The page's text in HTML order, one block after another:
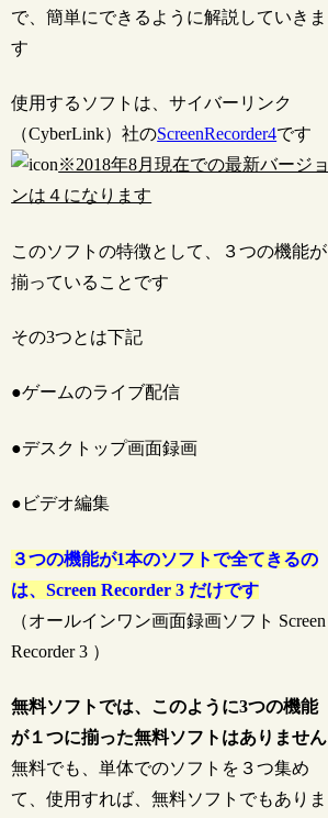
で、簡単にできるように解説していきま
す
使用するソフトは、サイバーリンク
（CyberLink）社のScreenRecorder4です
※2018年8月現在での最新バージョ
ンは４になります
このソフトの特徴として、３つの機能が
揃っていることです
その3つとは下記
●ゲームのライブ配信
●デスクトップ画面録画
●ビデオ編集
３つの機能が1本のソフトで全てきるの
は、Screen Recorder 3 だけです
（オールインワン画面録画ソフト Screen
Recorder 3 ）
無料ソフトでは、このように3つの機能
が１つに揃った無料ソフトはありません
無料でも、単体でのソフトを３つ集め
て、使用すれば、無料ソフトでもありま